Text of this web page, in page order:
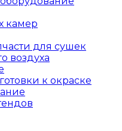
камер
для сушек
воздуха
к окраске